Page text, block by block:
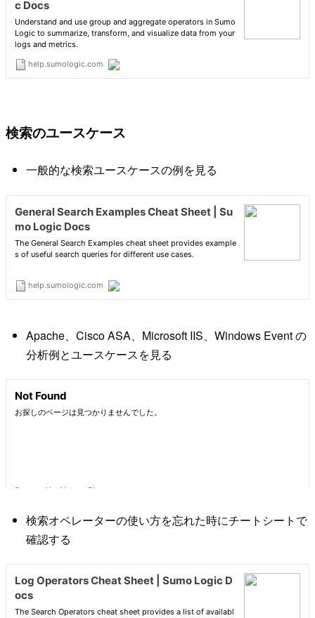
検索のユースケース
一般的な検索ユースケースの例を見る
Apache、Cisco ASA、Microsoft IIS、Windows Event の
分析例とユースケースを見る
検索オペレーターの使い方を忘れた時にチートシートで
確認する